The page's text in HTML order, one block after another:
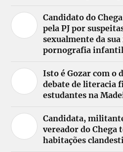
Candidato do
pela PJ por
sexualmente da
pornografia infantil
Isto é Gozar com o
debate de literacia
estudantes na
Candidata,
vereador do Chega
habitações